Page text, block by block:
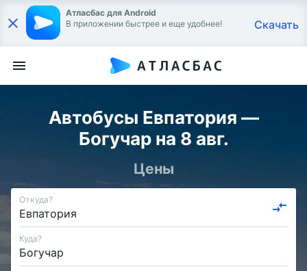
Атласбас для Android
В приложении быстрее и еще удобнее!
Скачать
Автобусы Евпатория —
Богучар на 8 авг.
Цены
Откуда?
Куда?